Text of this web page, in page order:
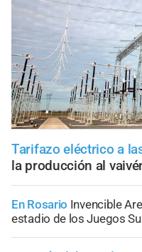
Tarifazo eléctrico a
la producción al
En Rosario Invencible
estadio de los Juegos